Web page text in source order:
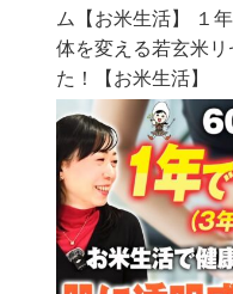
ム【お米生活】 １
体を変える若玄米
た！【お米生活】